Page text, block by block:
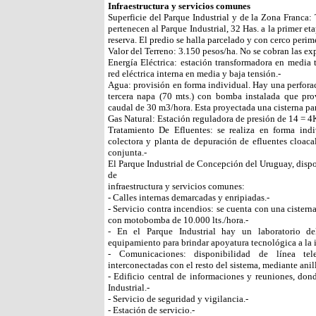
Infraestructura y servicios comunes
Superficie del Parque Industrial y de la Zona Franca:
pertenecen al Parque Industrial, 32 Has. a la primer
reserva. El predio se halla parcelado y con cerco
Valor del Terreno: 3.150 pesos/ha. No se cobran las
Energía Eléctrica: estación transformadora en
red eléctrica interna en media y baja tensión.-
Agua: provisión en forma individual. Hay una
tercera napa (70 mts.) con bomba instalada que
caudal de 30 m3/hora. Esta proyectada una cisterna
Gas Natural: Estación reguladora de presión de 14 =
Tratamiento De Efluentes: se realiza en forma
colectora y planta de depuración de efluentes
conjunta.-
El Parque Industrial de Concepción del Uruguay,
de
infraestructura y servicios comunes:
- Calles internas demarcadas y enripiadas.-
- Servicio contra incendios: se cuenta con una
con motobomba de 10.000 lts./hora.-
- En el Parque Industrial hay un laboratorio
equipamiento para brindar apoyatura tecnológica a la
- Comunicaciones: disponibilidad de línea
interconectadas con el resto del sistema, mediante
- Edificio central de informaciones y reuniones,
Industrial.-
- Servicio de seguridad y vigilancia.-
- Estación de servicio.-